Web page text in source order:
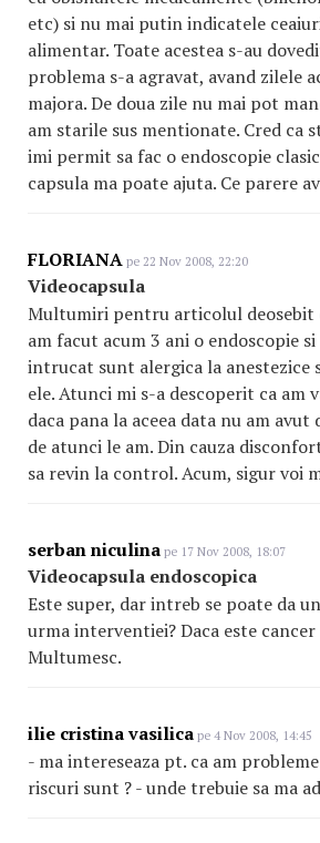
etc) si nu mai putin indicatele
alimentar. Toate acestea s-au
problema s-a agravat, avand zilele
majora. De doua zile nu mai pot
am starile sus mentionate. Cred ca
imi permit sa fac o endoscopie
capsula ma poate ajuta. Ce parere
FLORIANA pe 22 Nov 2008, 22:20
Videocapsula
Multumiri pentru articolul deosebit
am facut acum 3 ani o endoscopie
intrucat sunt alergica la anestezice
ele. Atunci mi s-a descoperit ca am
daca pana la aceea data nu am avut
de atunci le am. Din cauza
sa revin la control. Acum, sigur voi
serban niculina pe 17 Nov 2008, 18:07
Videocapsula endoscopica
Este super, dar intreb se poate da
urma interventiei? Daca este
Multumesc.
ilie cristina vasilica pe 4 Nov 2008, 14:45
- ma intereseaza pt. ca am
riscuri sunt ? - unde trebuie sa ma